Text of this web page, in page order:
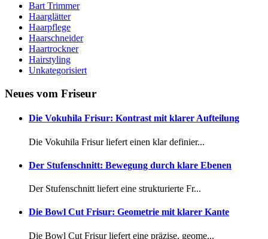
Bart Trimmer
Haarglätter
Haarpflege
Haarschneider
Haartrockner
Hairstyling
Unkategorisiert
Neues vom Friseur
Die Vokuhila Frisur: Kontrast mit klarer Aufteilung
Die Vokuhila Frisur liefert einen klar definier...
Der Stufenschnitt: Bewegung durch klare Ebenen
Der Stufenschnitt liefert eine strukturierte Fr...
Die Bowl Cut Frisur: Geometrie mit klarer Kante
Die Bowl Cut Frisur liefert eine präzise, geome...